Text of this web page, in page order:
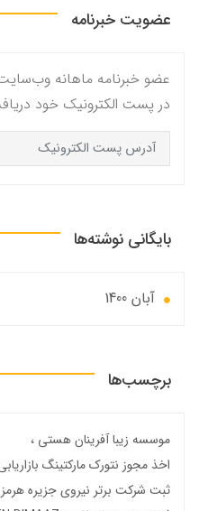
عضویت خبرنامه
عضو خبرنامه ماهانه
در پست الکترونیک خود
بایگانی نوشته‌ها
آبان 1400
برچسب‌ها
موسسه زیبا آفرینان هستی
اخذ مجوز نتورک مارکتینگ
ثبت شرکت برتر نیروی جزیره